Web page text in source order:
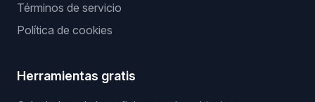
Términos de servicio
Política de cookies
Herramientas gratis